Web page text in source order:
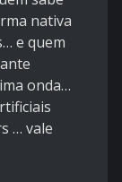
nativa
e quem
onda…
… vale